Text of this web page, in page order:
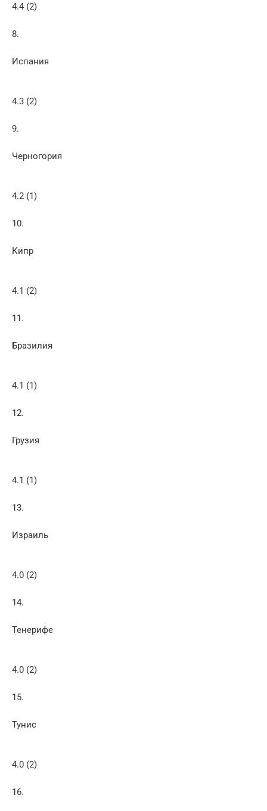
4.4 (2)
8.
Испания
4.3 (2)
9.
Черногория
4.2 (1)
10.
Кипр
4.1 (2)
11.
Бразилия
4.1 (1)
12.
Грузия
4.1 (1)
13.
Израиль
4.0 (2)
14.
Тенерифе
4.0 (2)
15.
Тунис
4.0 (2)
16.